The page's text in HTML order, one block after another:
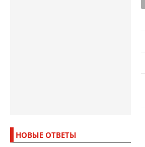
НОВЫЕ ОТВЕТЫ